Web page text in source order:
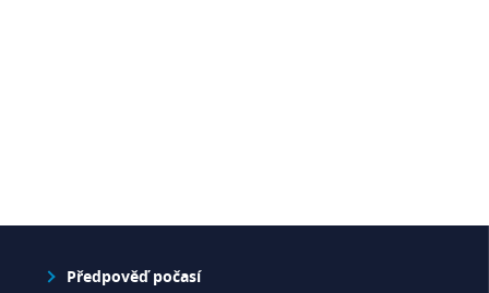
Předpověď počasí